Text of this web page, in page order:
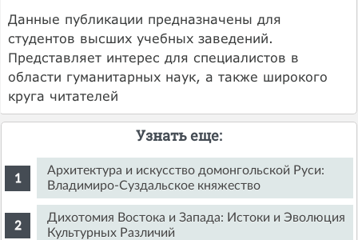
Данные публикации предназначены для
студентов высших учебных заведений.
Представляет интерес для специалистов в
области гуманитарных наук, а также широкого
круга читателей
Узнать еще:
Архитектура и искусство домонгольской Руси:
Владимиро-Суздальское княжество
Дихотомия Востока и Запада: Истоки и Эволюция
Культурных Различий